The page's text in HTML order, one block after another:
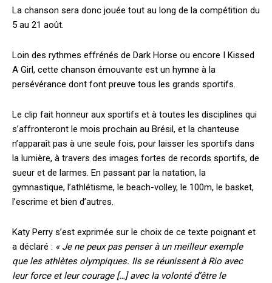
La chanson sera donc jouée tout au long de la compétition du
5 au 21 août.
Loin des rythmes effrénés de Dark Horse ou encore I Kissed
A Girl, cette chanson émouvante est un hymne à la
persévérance dont font preuve tous les grands sportifs.
Le clip fait honneur aux sportifs et à toutes les disciplines qui
s’affronteront le mois prochain au Brésil, et la chanteuse
n’apparaît pas à une seule fois, pour laisser les sportifs dans
la lumière, à travers des images fortes de records sportifs, de
sueur et de larmes. En passant par la natation, la
gymnastique, l’athlétisme, le beach-volley, le 100m, le basket,
l’escrime et bien d’autres.
Katy Perry s’est exprimée sur le choix de ce texte poignant et
a déclaré : « Je ne peux pas penser à un meilleur exemple
que les athlètes olympiques. Ils se réunissent à Rio avec
leur force et leur courage […] avec la volonté d’être le